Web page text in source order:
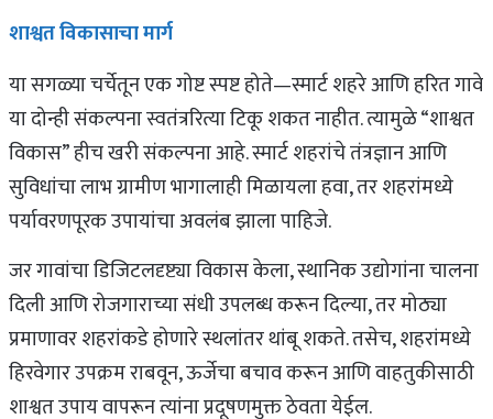
शाश्वत विकासाचा मार्ग
या सगळ्या चर्चेतून एक गोष्ट स्पष्ट होते—स्मार्ट शहरे आणि हरित गावे
या दोन्ही संकल्पना स्वतंत्ररित्या टिकू शकत नाहीत. त्यामुळे “शाश्वत
विकास” हीच खरी संकल्पना आहे. स्मार्ट शहरांचे तंत्रज्ञान आणि
सुविधांचा लाभ ग्रामीण भागालाही मिळायला हवा, तर शहरांमध्ये
पर्यावरणपूरक उपायांचा अवलंब झाला पाहिजे.
जर गावांचा डिजिटलदृष्ट्या विकास केला, स्थानिक उद्योगांना चालना
दिली आणि रोजगाराच्या संधी उपलब्ध करून दिल्या, तर मोठ्या
प्रमाणावर शहरांकडे होणारे स्थलांतर थांबू शकते. तसेच, शहरांमध्ये
हिरवेगार उपक्रम राबवून, ऊर्जेचा बचाव करून आणि वाहतुकीसाठी
शाश्वत उपाय वापरून त्यांना प्रदूषणमुक्त ठेवता येईल.